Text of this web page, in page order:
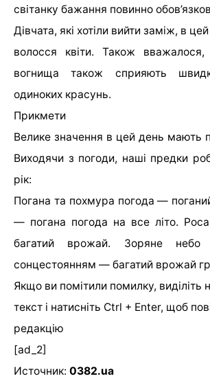
світанку бажання повинно
Дівчата, які хотіли вийти заміж, в
волосся квіти. Також
вогнища також сприяють
одиноких красунь.
Прикмети
Велике значення в цей день мають
Виходячи з погоди, наші предки
рік:
Погана та похмура погода —
— погана погода на все літо.
багатий врожай. Зоряне
сонцестоянням — багатий врожай
Якщо ви помітили помилку, виділіть
текст і натисніть Ctrl + Enter, щоб
редакцію
[ad_2]
Источник: 0382.ua